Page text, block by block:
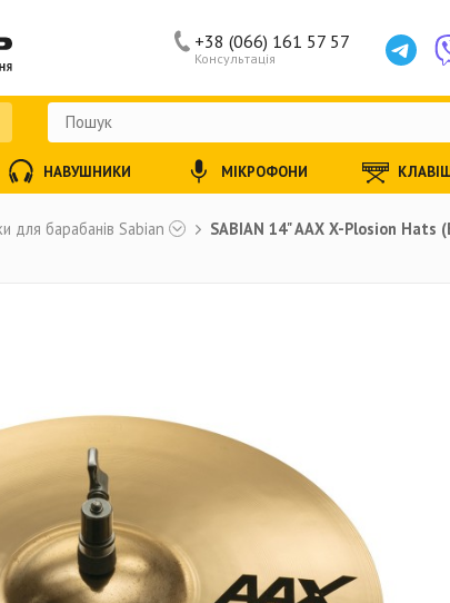
для барабанів Sabian SABIAN 14" AAX X-Plosion Hats
Консультація
+38 (066) 161 57 57
НАВУШНИКИ МІКРОФОНИ